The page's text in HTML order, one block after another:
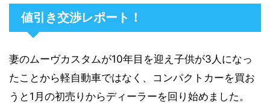
値引き交渉レポート！
妻のムーヴカスタムが10年目を迎え子供が3人になっ
たことから軽自動車ではなく、コンパクトカーを買お
うと1月の初売りからディーラーを回り始めました。